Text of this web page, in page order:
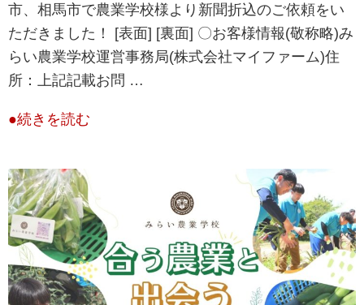
市、相馬市で農業学校様より新聞折込のご依頼をい
ただきました！ [表面] [裏面] 〇お客様情報(敬称略)み
らい農業学校運営事務局(株式会社マイファーム)住
所：​​上記記載お問 …
●続きを読む